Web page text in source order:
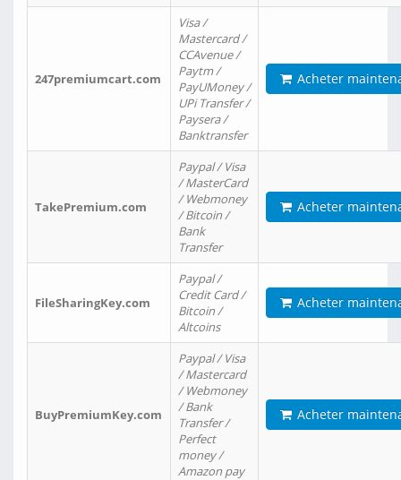
247premiumcart.com
Visa /
Mastercard /
CCAvenue /
Paytm /
PayUMoney /
UPi Transfer /
Paysera /
Banktransfer
Acheter
TakePremium.com
Paypal / Visa
/ MasterCard
/ Webmoney
/ Bitcoin /
Bank
Transfer
Acheter
FileSharingKey.com
Paypal /
Credit Card /
Bitcoin /
Altcoins
Acheter
BuyPremiumKey.com
Paypal / Visa
/ Mastercard
/ Webmoney
/ Bank
Transfer /
Perfect
money /
Amazon pay
Acheter